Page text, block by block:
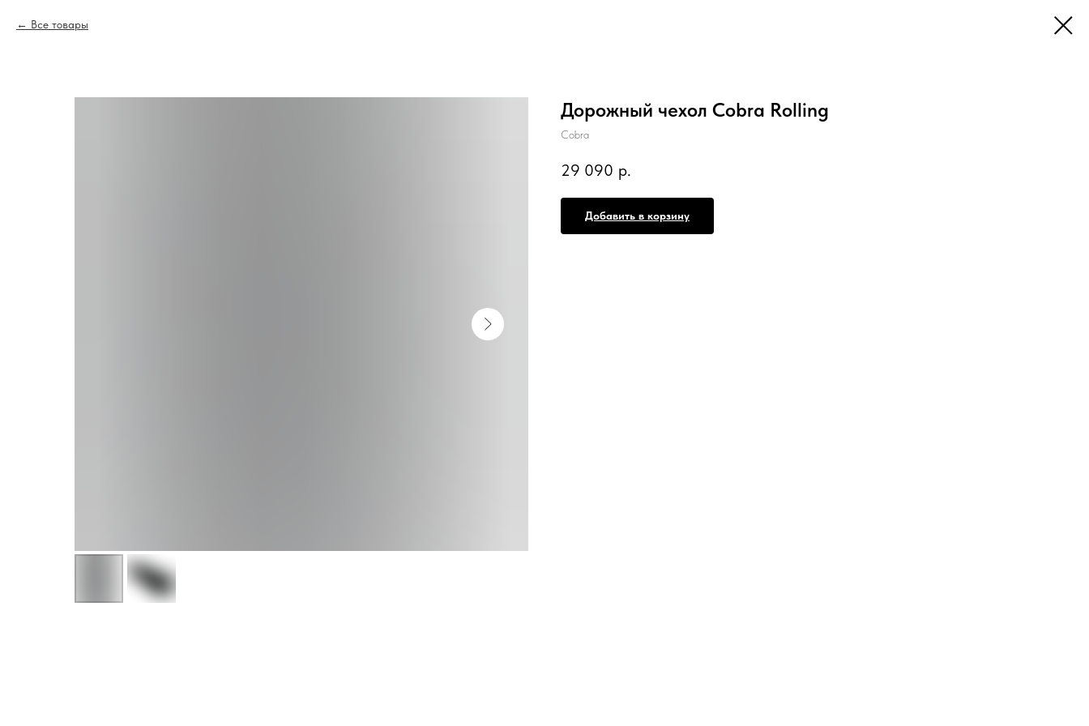
Все товары
Дорожный чехол Cobra Rolling
Cobra
29 090 р.
Добавить в корзину